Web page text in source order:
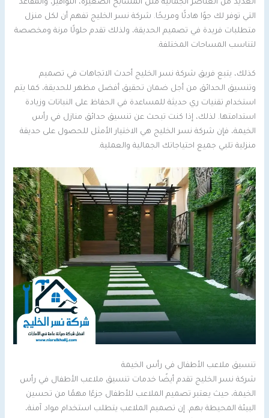
العديد من العناصر الجمالية مثل المسابح الصغيرة، النوافير، والمقاعد
التي توفر لك جوًا هادئًا ومريحًا. شركة نسر الخليج تفهم أن لكل منزل
متطلبات فريدة في تصميم الحديقة، ولذلك تقدم حلولًا مرنة ومخصصة
لتناسب المساحات المختلفة.
كذلك، يتبع فريق شركة نسر الخليج أحدث الاتجاهات في تصميم
وتنسيق الحدائق من أجل ضمان تحقيق أفضل مظهر للحديقة، كما يتم
استخدام تقنيات ري حديثة للمساعدة في الحفاظ على النباتات وزيادة
استدامتها. لذلك، إذا كنت تبحث عن تنسيق حدائق منازل في رأس
الخيمة، فإن شركة نسر الخليج هي الاختيار الأمثل للحصول على حديقة
منزلية تلبي جميع احتياجاتك الجمالية والعملية.
تنسيق ملاعب الأطفال في رأس الخيمة
شركة نسر الخليج تقدم أيضًا خدمات تنسيق ملاعب الأطفال في رأس
الخيمة، حيث يعتبر تصميم الملاعب للأطفال جزءًا مهمًا من تحسين
البيئة المحيطة بهم. إن تصميم الملاعب يتطلب استخدام مواد آمنة،